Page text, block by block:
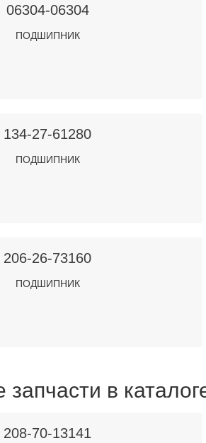
06304-06304
ПОДШИПНИК
134-27-61280
ПОДШИПНИК
206-26-73160
ПОДШИПНИК
в
208-70-13141